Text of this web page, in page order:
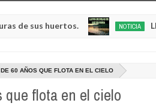
NOTICIA Lluvia de
60 AÑOS QUE FLOTA EN EL CIELO
que flota en el cielo